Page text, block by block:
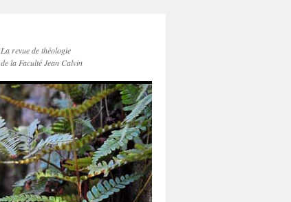
La revue de théologie
de la Faculté Jean Calvin